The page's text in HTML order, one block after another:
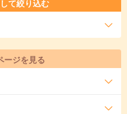
て絞り込む
ージを見る